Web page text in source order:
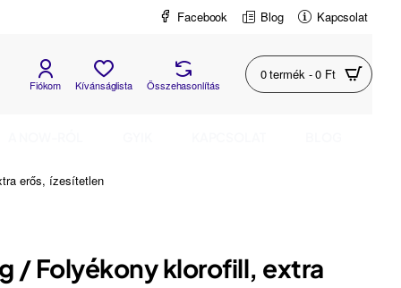
Facebook Blog Kapcsolat
Fiókom Kívánságlista Összehasonlítás
0 termék - 0 Ft
erős, ízesítetlen
/ Folyékony klorofill, extra